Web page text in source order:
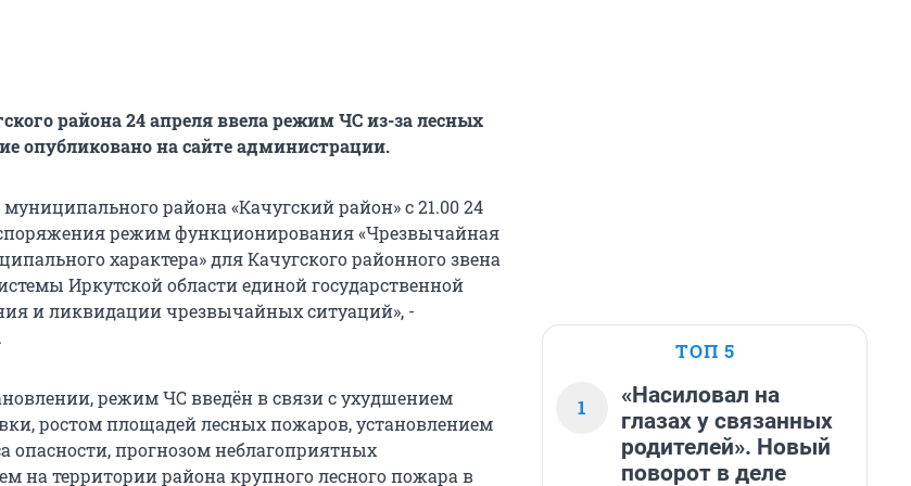
района 24 апреля ввела режим ЧС из-за лесных
опубликовано на сайте администрации.
района «Качугский район» с 21.00 24
режим функционирования «Чрезвычайная
характера» для Качугского районного звена
Иркутской области единой государственной
и ликвидации чрезвычайных ситуаций», -
режим ЧС введён в связи с ухудшением
ростом площадей лесных пожаров, установлением
опасности, прогнозом неблагоприятных
на территории района крупного лесного пожара в
ТОП 5
1
«Насиловал на
глазах у связанных
родителей». Новый
поворот в деле